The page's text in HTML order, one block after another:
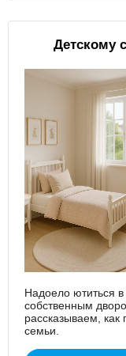
Детскому
Надоело ютиться
собственным
рассказываем,
семьи.